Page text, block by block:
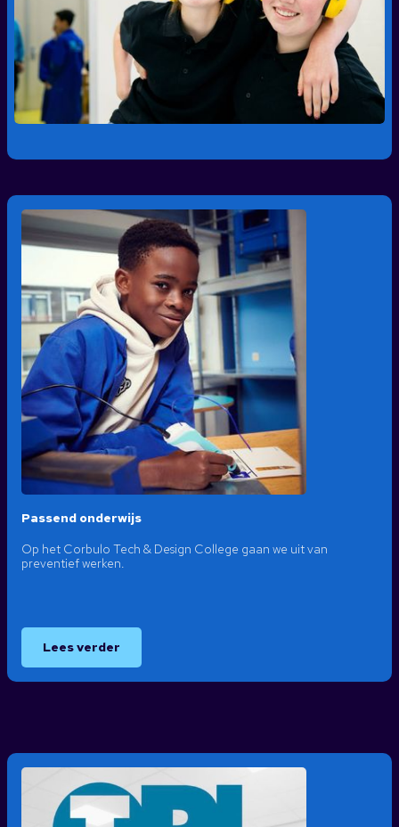
Passend onderwijs
Op het Corbulo Tech & Design College gaan we uit van
preventief werken.
Lees verder